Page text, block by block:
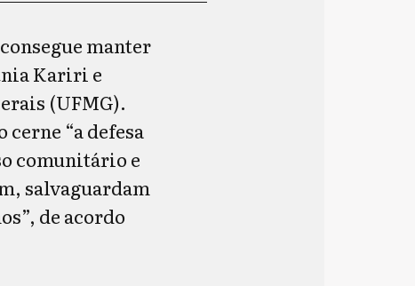
manter
Kariri e
(UFMG).
“a defesa
comunitário e
salvaguardam
de acordo